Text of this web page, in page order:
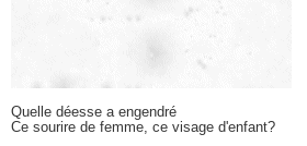
Quelle déesse a engendré
Ce sourire de femme, ce visage d'enfant?